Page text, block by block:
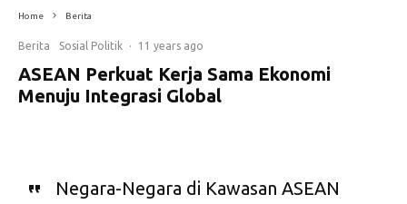
Home Berita
Berita Sosial Politik · 11 years ago
ASEAN Perkuat Kerja Sama Ekonomi
Menuju Integrasi Global
Negara-Negara di Kawasan ASEAN